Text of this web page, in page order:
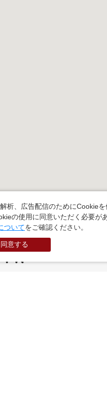
PR
析、広告配信のためにCookieを
の使用に同意いただく必要が
ついてをご確認ください。
同意する